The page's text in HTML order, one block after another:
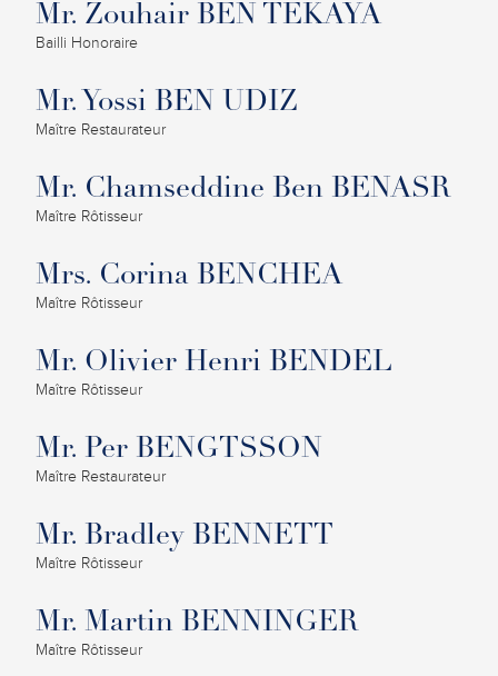
Mr. Zouhair BEN TEKAYA
Bailli Honoraire
Mr. Yossi BEN UDIZ
Maître Restaurateur
Mr. Chamseddine Ben BENASR
Maître Rôtisseur
Mrs. Corina BENCHEA
Maître Rôtisseur
Mr. Olivier Henri BENDEL
Maître Rôtisseur
Mr. Per BENGTSSON
Maître Restaurateur
Mr. Bradley BENNETT
Maître Rôtisseur
Mr. Martin BENNINGER
Maître Rôtisseur